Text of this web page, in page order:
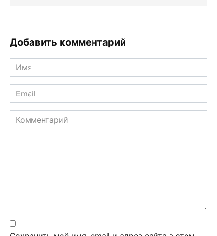
Добавить комментарий
Имя
*
Email
*
Комментарий